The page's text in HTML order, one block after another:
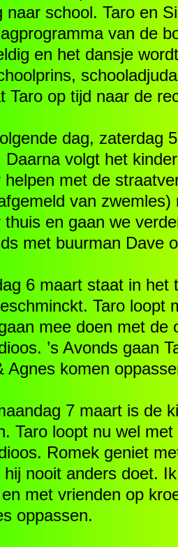
naar school. Taro en
van de
en het dansje
Taro op tijd naar de
dag, zaterdag
Daarna volgt het
helpen met de
van
thuis en gaan we
met buurman Dave
6 maart staat in het
Taro loopt
mee doen met de
’s Avonds gaan
Agnes komen
7 maart is de
Taro loopt nu wel
Romek geniet
hij nooit anders doet.
met vrienden op
oppassen.